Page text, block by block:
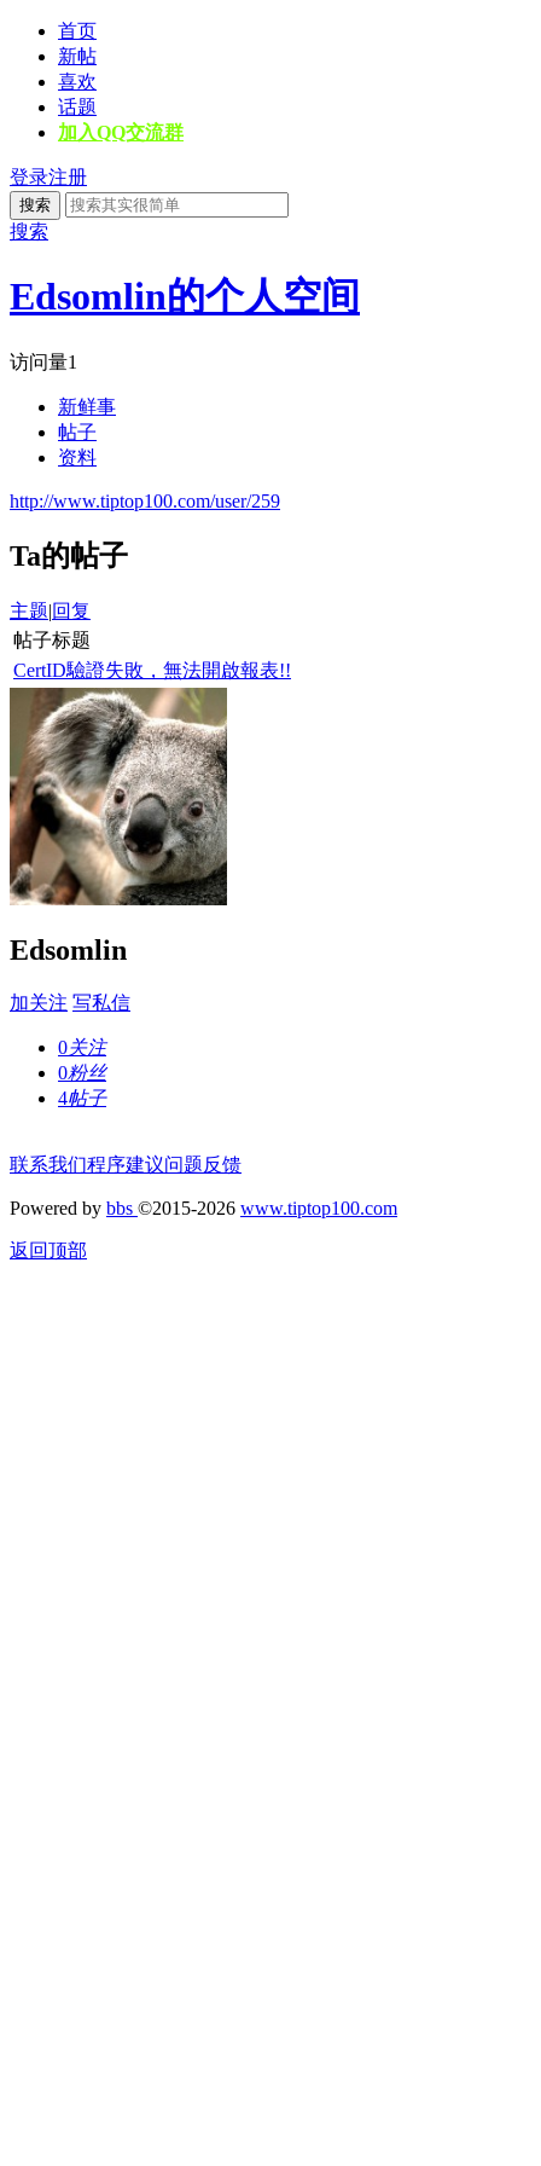
首页
新帖
喜欢
话题
加入QQ交流群
登录注册
搜索
搜索
Edsomlin的个人空间
访问量1
新鲜事
帖子
资料
http://www.tiptop100.com/user/259
Ta的帖子
主题|回复
帖子标题
CertID驗證失敗，無法開啟報表!!
Edsomlin
加关注 写私信
0关注
0粉丝
4帖子
联系我们程序建议问题反馈
Powered by bbs ©2015-2026 www.tiptop100.com
返回顶部